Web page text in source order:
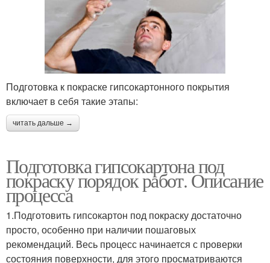
Подготовка к покраске гипсокартонного покрытия
включает в себя такие этапы:
читать дальше →
Подготовка гипсокартона под
покраску порядок работ. Описание
процесса
1.Подготовить гипсокартон под покраску достаточно
просто, особенно при наличии пошаговых
рекомендаций. Весь процесс начинается с проверки
состояния поверхности, для этого просматриваются